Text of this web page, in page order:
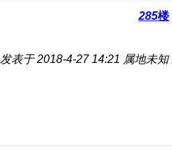
285楼
发表于 2018-4-27 14:21 属地未知